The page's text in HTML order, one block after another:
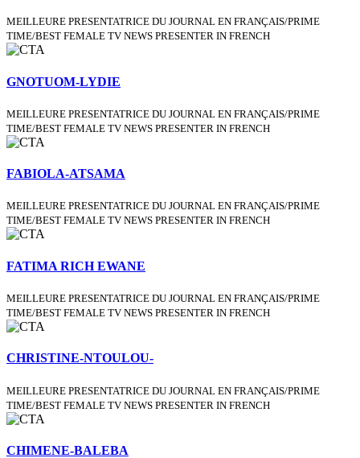
MEILLEURE PRESENTATRICE DU JOURNAL EN FRANÇAIS/PRIME
TIME/BEST FEMALE TV NEWS PRESENTER IN FRENCH
GNOTUOM-LYDIE
MEILLEURE PRESENTATRICE DU JOURNAL EN FRANÇAIS/PRIME
TIME/BEST FEMALE TV NEWS PRESENTER IN FRENCH
FABIOLA-ATSAMA
MEILLEURE PRESENTATRICE DU JOURNAL EN FRANÇAIS/PRIME
TIME/BEST FEMALE TV NEWS PRESENTER IN FRENCH
FATIMA RICH EWANE
MEILLEURE PRESENTATRICE DU JOURNAL EN FRANÇAIS/PRIME
TIME/BEST FEMALE TV NEWS PRESENTER IN FRENCH
CHRISTINE-NTOULOU-
MEILLEURE PRESENTATRICE DU JOURNAL EN FRANÇAIS/PRIME
TIME/BEST FEMALE TV NEWS PRESENTER IN FRENCH
CHIMENE-BALEBA